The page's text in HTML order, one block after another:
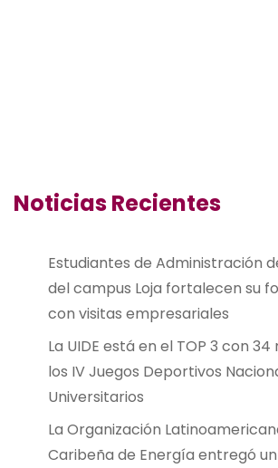
Noticias Recientes
Estudiantes de Administración
del campus Loja fortalecen su
con visitas empresariales
La UIDE está en el TOP 3 con
los IV Juegos Deportivos
Universitarios
La Organización
Caribeña de Energía entregó un